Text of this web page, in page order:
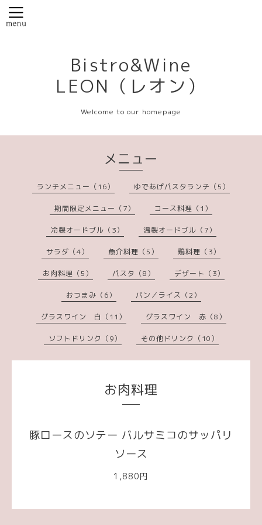
Bistro&Wine
LEON（レオン）
Welcome to our homepage
メニュー
ランチメニュー（16） ゆであげパスタランチ（5）
期間限定メニュー（7） コース料理（1）
冷製オードブル（3） 温製オードブル（7）
サラダ（4） 魚介料理（5） 鶏料理（3）
お肉料理（5） パスタ（8） デザート（3）
おつまみ（6） パン／ライス（2）
グラスワイン 白（11） グラスワイン 赤（8）
ソフトドリンク（9） その他ドリンク（10）
お肉料理
豚ロースのソテー バルサミコのサッパリ
ソース
1,880円